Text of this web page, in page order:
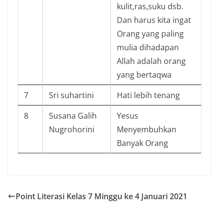
kulit,ras,suku dsb.
Dan harus kita ingat
Orang yang paling
mulia dihadapan
Allah adalah orang
yang bertaqwa
7
Sri suhartini
Hati lebih tenang
8
Susana Galih
Nugrohorini
Yesus
Menyembuhkan
Banyak Orang
Point Literasi Kelas 7 Minggu ke 4 Januari 2021